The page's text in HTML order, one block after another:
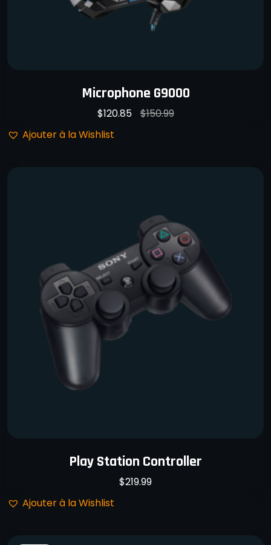
Microphone G9000
$120.85 $150.99
Ajouter à la Wishlist
Play Station Controller
$219.99
Ajouter à la Wishlist